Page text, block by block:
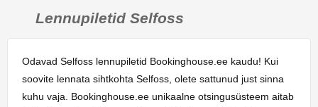
Lennupiletid Selfoss
Odavad Selfoss lennupiletid Bookinghouse.ee kaudu! Kui
soovite lennata sihtkohta Selfoss, olete sattunud just sinna
kuhu vaja. Bookinghouse.ee unikaalne otsingusüsteem aitab